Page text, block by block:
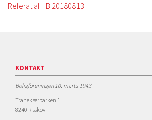
Referat af HB 20180813
KONTAKT
Boligforeningen 10. marts 1943
Tranekærparken 1,
8240 Risskov